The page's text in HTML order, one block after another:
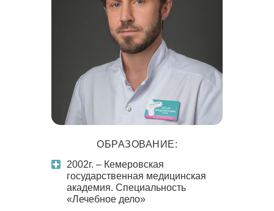
ОБРАЗОВАНИЕ:
2002г. – Кемеровская
государственная медицинская
академия. Специальность
«Лечебное дело»